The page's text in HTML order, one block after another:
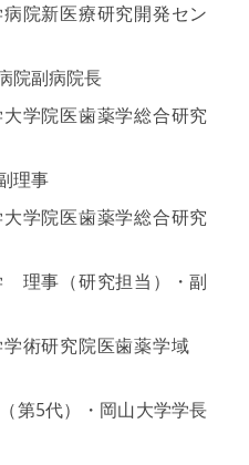
院新医療研究開発セン
院副病院長
学院医歯薬学総合研究
理事
学院医歯薬学総合研究
事（研究担当）・副
術研究院医歯薬学域
第5代）・岡山大学学長